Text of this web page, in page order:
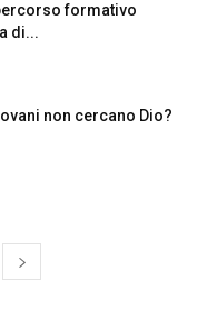
formativo
di...
non cercano Dio?